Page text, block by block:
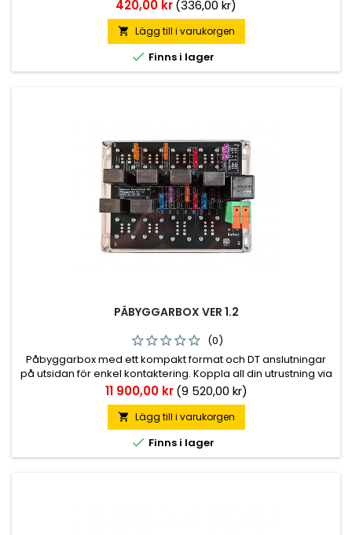
Lev. med skruvsats.
Pris
420,00 kr(336,00 kr)
 Lägg till i varukorgen
 Finns i lager
PÅBYGGARBOX VER 1.2
(0)
Påbyggarbox med ett kompakt format och DT anslutningar
på utsidan för enkel kontaktering. Koppla all din utrustning via
samma elcentral så underlättas både inkopplingen och även
servicen med denna box. • LED på framsidan som visar status
för +30 &amp; +15 spänning samt vilka reläer som är aktiv
Pris
11 900,00 kr (9 520,00 kr)
 Lägg till i varukorgen
 Finns i lager